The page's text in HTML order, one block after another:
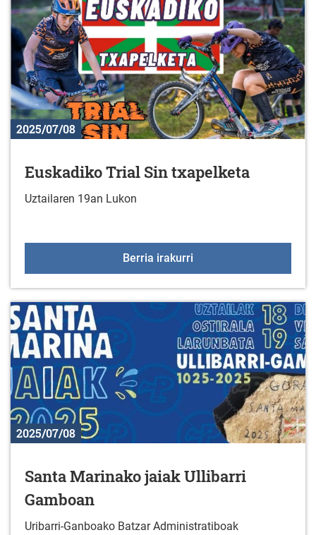
2025/07/08
Euskadiko Trial Sin txapelketa
Uztailaren 19an Lukon
Berria irakurri
2025/07/08
Santa Marinako jaiak Ullibarri
Gamboan
Uribarri-Ganboako Batzar Administratiboak